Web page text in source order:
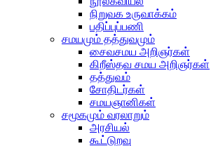
நிறுவக உருவாக்கம்
பதிப்புப்பணி
சமயமும் தத்துவமும்
சைவசமய அறிஞர்கள்
கிறீஸ்தவ சமய அறிஞர்கள்
தத்துவம்
சோதிடர்கள்
சமயஞானிகள்
சமூகமும் வரலாறும்
அரசியல்
கூட்டுறவு